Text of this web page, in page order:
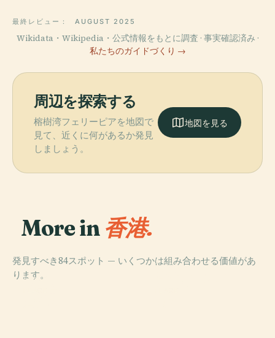
最終レビュー： AUGUST 2025
Wikidata・Wikipedia・公式情報をもとに調査 · 事実確認済み ·
私たちのガイドづくり →
周辺を探索する
榕樹湾フェリーピアを地図で
見て、近くに何があるか発見
しましょう。
地図を見る
More in 香港.
発見すべき84スポット — いくつかは組み合わせる価値があ
ります。
PLACE
PLACE